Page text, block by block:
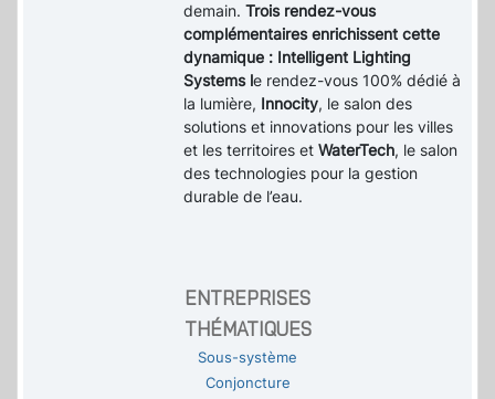
demain.Trois rendez-vous
complémentaires enrichissent cette
dynamique : Intelligent Lighting
Systems le rendez-vous 100% dédié à
la lumière, Innocity, le salon des
solutions et innovations pour les villes
et les territoires etWaterTech, le salon
des technologies pour la gestion
durable de l’eau.
ENTREPRISES
THÉMATIQUES
Sous-système
Conjoncture